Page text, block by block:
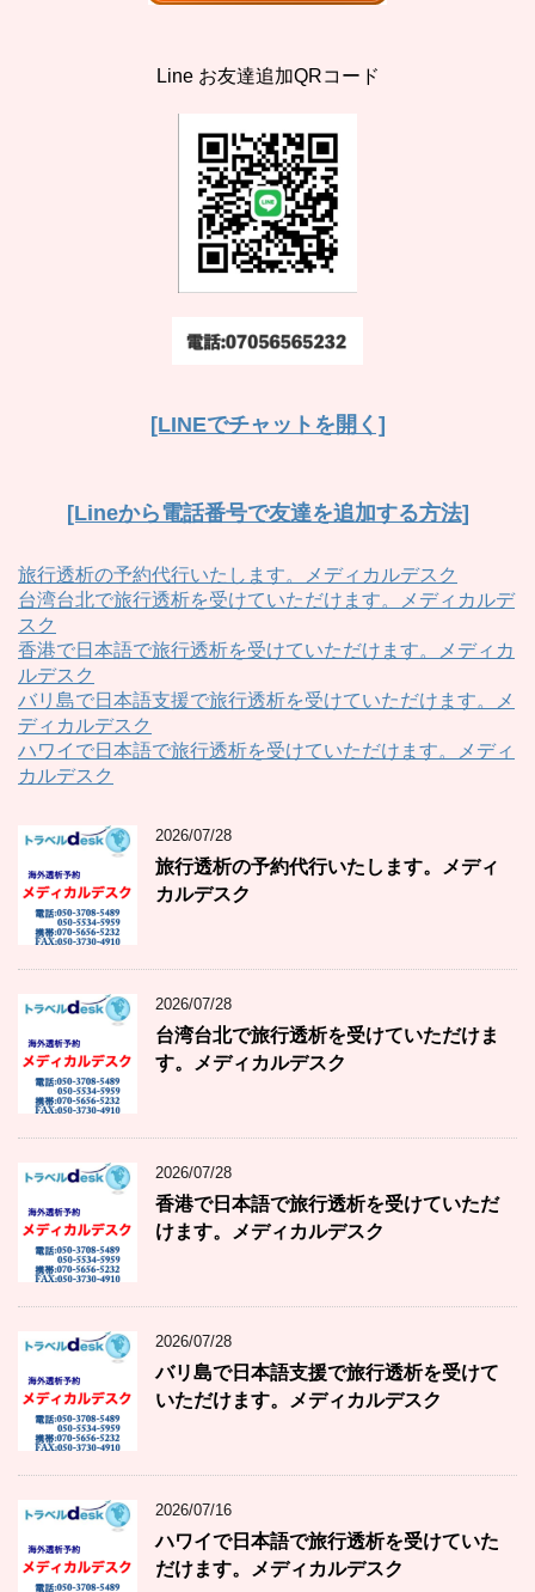
Line お友達追加QRコード
[LINEでチャットを開く]
[Lineから電話番号で友達を追加する方法]
旅行透析の予約代行いたします。メディカルデスク
台湾台北で旅行透析を受けていただけます。メディカルデ
スク
香港で日本語で旅行透析を受けていただけます。メディカ
ルデスク
バリ島で日本語支援で旅行透析を受けていただけます。メ
ディカルデスク
ハワイで日本語で旅行透析を受けていただけます。メディ
カルデスク
2026/07/28
旅行透析の予約代行いたします。メディ
カルデスク
2026/07/28
台湾台北で旅行透析を受けていただけま
す。メディカルデスク
2026/07/28
香港で日本語で旅行透析を受けていただ
けます。メディカルデスク
2026/07/28
バリ島で日本語支援で旅行透析を受けて
いただけます。メディカルデスク
2026/07/16
ハワイで日本語で旅行透析を受けていた
だけます。メディカルデスク